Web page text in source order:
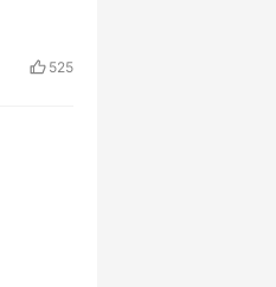
525